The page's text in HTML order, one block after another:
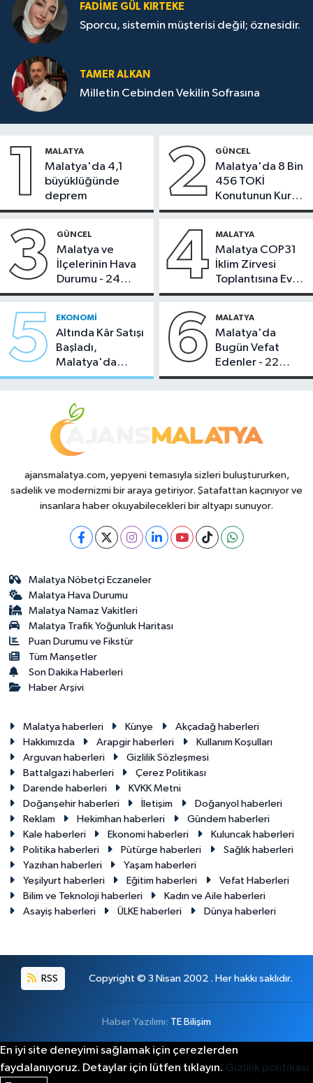
FADIME GÜL KIRTEKE
Sporcu, sistemin müşterisi değil; öznesidir.
TAMER ALKAN
Milletin Cebinden Vekilin Sofrasına
1 MALATYA
Malatya'da 4,1
büyüklüğünde
deprem
2 GÜNCEL
Malatya'da 8 Bin
456 TOKİ
Konutunun Kurası
Bugün Çekiliyor
3 GÜNCEL
Malatya ve
İlçelerinin Hava
Durumu - 24
Temmuz 2026
4 MALATYA
Malatya COP31
İklim Zirvesi
Toplantısına Ev
Sahipliği Yaptı
5 EKONOMI
Altında Kâr Satışı
Başladı,
Malatya'da
Makas Ne
6 MALATYA
Malatya'da
Bugün Vefat
Edenler - 22
Temmuz 2026
ajansmalatya.com, yepyeni temasıyla sizleri buluştururken,
sadelik ve modernizmi bir araya getiriyor. Şatafattan kaçınıyor ve
insanlara haber okuyabilecekleri bir altyapı sunuyor.
Malatya Nöbetçi Eczaneler
Malatya Hava Durumu
Malatya Namaz Vakitleri
Malatya Trafik Yoğunluk Haritası
Puan Durumu ve Fikstür
Tüm Manşetler
Son Dakika Haberleri
Haber Arşivi
Malatya haberleri Künye
Akçadağ haberleri
Hakkımızda
Arapgir haberleri
Kullanım Koşulları
Arguvan haberleri
Gizlilik Sözleşmesi
Battalgazi haberleri
Çerez Politikası
Darende haberleri
KVKK Metni
Doğanşehir haberleri
İletişim
Doğanyol haberleri
Reklam
Hekimhan haberleri
Gündem haberleri
Kale haberleri
Ekonomi haberleri
Kuluncak haberleri
Politika haberleri
Pütürge haberleri
Sağlık haberleri
Yazıhan haberleri
Yaşam haberleri
Yeşilyurt haberleri
Eğitim haberleri
Vefat Haberleri
Bilim ve Teknoloji haberleri
Kadın ve Aile haberleri
Asayiş haberleri
ÜLKE haberleri Dünya haberleri
RSS Copyright © 3 Nisan 2002 . Her hakkı saklıdır.
Haber Yazılımı: TE Bilişim
En iyi site deneyimi sağlamak için çerezlerden
faydalanıyoruz. Detaylar için lütfen tıklayın. Gizlilik politikası